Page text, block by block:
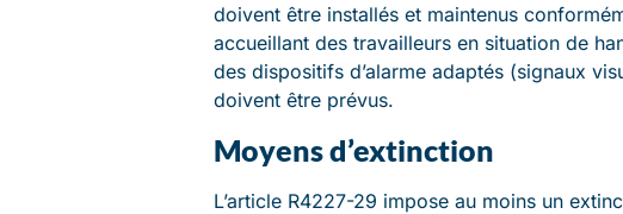
doivent être installés et maintenus
accueillant des travailleurs en situation de
des dispositifs d’alarme adaptés (signaux
doivent être prévus.
Moyens d’extinction
L’article R4227-29 impose au moins un